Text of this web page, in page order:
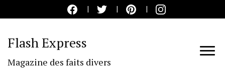
Flash Express
Magazine des faits divers